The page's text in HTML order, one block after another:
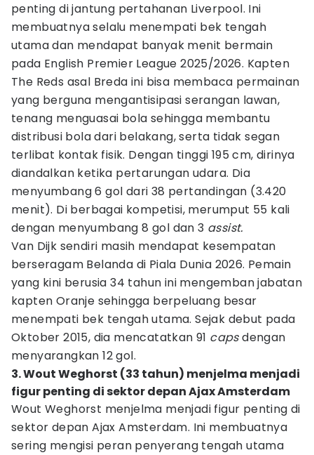
penting di jantung pertahanan Liverpool. Ini
membuatnya selalu menempati bek tengah
utama dan mendapat banyak menit bermain
pada English Premier League 2025/2026. Kapten
The Reds asal Breda ini bisa membaca permainan
yang berguna mengantisipasi serangan lawan,
tenang menguasai bola sehingga membantu
distribusi bola dari belakang, serta tidak segan
terlibat kontak fisik. Dengan tinggi 195 cm, dirinya
diandalkan ketika pertarungan udara. Dia
menyumbang 6 gol dari 38 pertandingan (3.420
menit). Di berbagai kompetisi, merumput 55 kali
dengan menyumbang 8 gol dan 3 assist.
Van Dijk sendiri masih mendapat kesempatan
berseragam Belanda di Piala Dunia 2026. Pemain
yang kini berusia 34 tahun ini mengemban jabatan
kapten Oranje sehingga berpeluang besar
menempati bek tengah utama. Sejak debut pada
Oktober 2015, dia mencatatkan 91 capsdengan
menyarangkan 12 gol.
3. Wout Weghorst (33 tahun) menjelma menjadi
figur penting di sektor depan Ajax Amsterdam
Wout Weghorst menjelma menjadi figur penting di
sektor depan Ajax Amsterdam. Ini membuatnya
sering mengisi peran penyerang tengah utama